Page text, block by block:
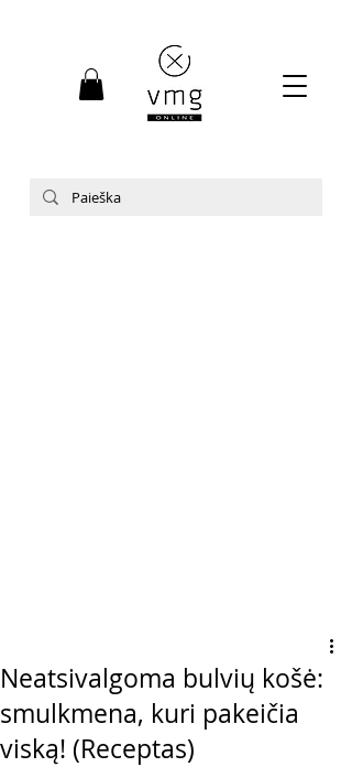
Neatsivalgoma bulvių košė:
smulkmena, kuri pakeičia
viską! (Receptas)